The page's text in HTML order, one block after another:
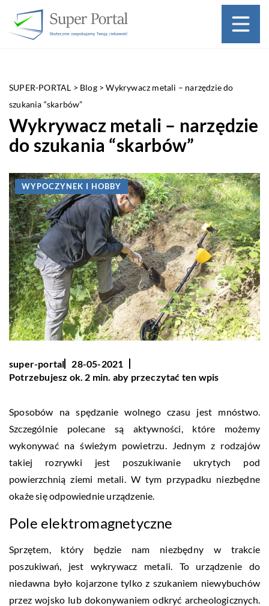
SUPER-PORTAL > Blog>Wykrywacz metali – narzędzie do
szukania “skarbów”
Wykrywacz metali – narzędzie
do szukania “skarbów”
WYPOCZYNEK I HOBBY
super-portal
28-05-2021
Potrzebujesz ok. 2 min. aby przeczytać ten wpis
Sposobów na spędzanie wolnego czasu jest mnóstwo.
Szczególnie polecane są aktywności, które możemy
wykonywać na świeżym powietrzu. Jednym z rodzajów
takiej rozrywki jest poszukiwanie ukrytych pod
powierzchnią ziemi metali. W tym przypadku niezbędne
okaże się odpowiednie urządzenie.
Pole elektromagnetyczne
Sprzętem, który będzie nam niezbędny w trakcie
poszukiwań, jest wykrywacz metali. To urządzenie do
niedawna było kojarzone tylko z szukaniem niewybuchów
przez wojsko lub dokonywaniem odkryć archeologicznych.